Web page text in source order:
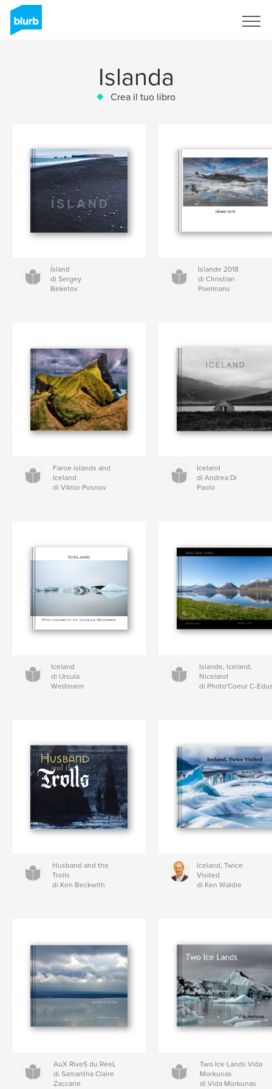
Islanda
Crea il tuo libro
Ísland
di Sergey
Beketov
Islande 2018
di Christian
Poelmans
Faroe islands and
Iceland
di Viktor Posnov
Iceland
di Andrea Di
Paolo
Iceland
di Ursula
Wedmann
Islande, Iceland,
Niceland
di Photo'Coeur C-
Husband and the
Trolls
di Ken Beckwith
Iceland, Twice
Visited
di Ken Waldie
AuX RiveS du RéeL
di Samantha Claire
Zaccarie
Two Ice Lands Vida
Morkunas
di Vida Morkunas